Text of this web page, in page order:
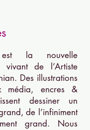
est la nouvelle
vivant de l’Artiste
Des illustrations
média, encres &
dessiner un
de l’infiniment
grand. Nous